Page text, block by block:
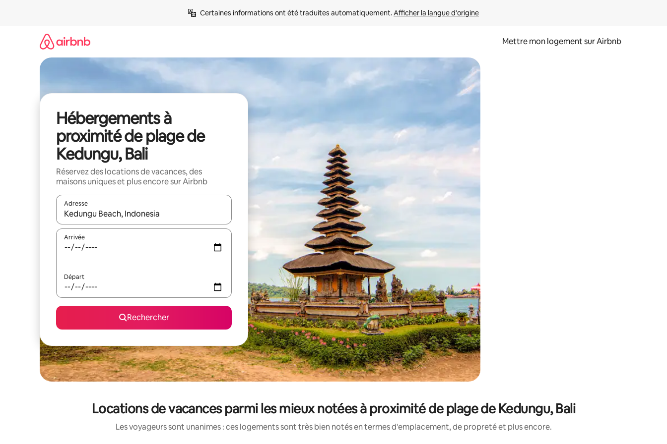
Certaines informations ont été traduites automatiquement. Afficher la langue d'origine
Mettre mon logement sur Airbnb
Hébergements à
proximité de plage de
Kedungu, Bali
Réservez des locations de vacances, des
maisons uniques et plus encore sur Airbnb
Adresse
Lorsque les résultats s'affichent, utilisez les flèches vers le haut et vers le bas pour les parcourir ou en appuyant et en faisant glisser.
Arrivée
Départ
Rechercher
Locations de vacances parmi les mieux notées à proximité de plage de Kedungu, Bali
Les voyageurs sont unanimes : ces logements sont très bien notés en termes d'emplacement, de propreté et plus encore.